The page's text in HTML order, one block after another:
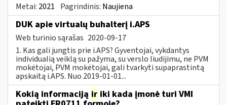
Metai: 2021 Pagrindinis: Naujiena
DUK apie virtualų buhalterį i.APS
Web turinio sąrašas 2020-09-17
1. Kas gali jungtis prie i.APS? Gyventojai, vykdantys
individualią veiklą su pažyma, su verslo liudijimu, ne PVM
mokėtojai, PVM mokėtojai, gali tvarkyti supaprastintą
apskaitą i.APS. Nuo 2019-01-01...
Kokią informaciją ir iki kada įmonė turi VMI